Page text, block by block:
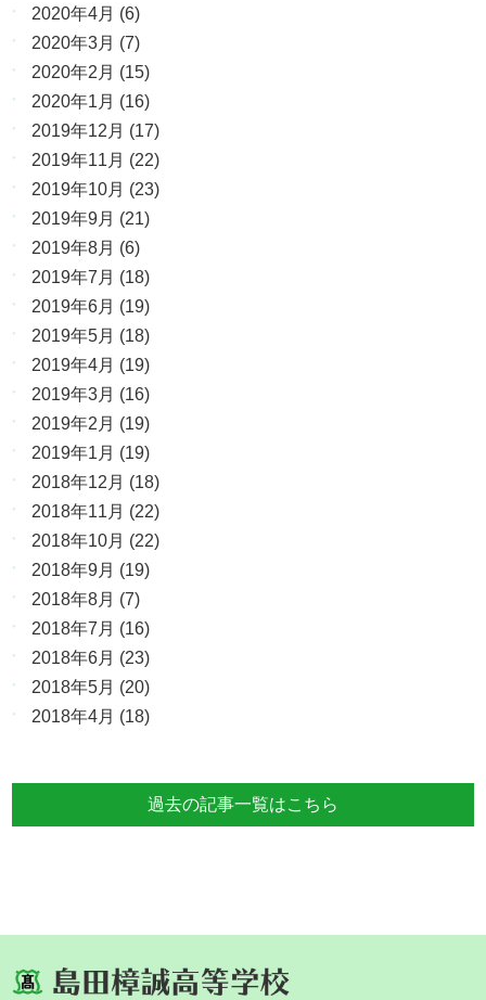
2020年4月 (6)
2020年3月 (7)
2020年2月 (15)
2020年1月 (16)
2019年12月 (17)
2019年11月 (22)
2019年10月 (23)
2019年9月 (21)
2019年8月 (6)
2019年7月 (18)
2019年6月 (19)
2019年5月 (18)
2019年4月 (19)
2019年3月 (16)
2019年2月 (19)
2019年1月 (19)
2018年12月 (18)
2018年11月 (22)
2018年10月 (22)
2018年9月 (19)
2018年8月 (7)
2018年7月 (16)
2018年6月 (23)
2018年5月 (20)
2018年4月 (18)
過去の記事一覧はこちら